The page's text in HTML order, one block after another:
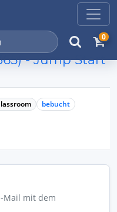
0
- Jump Start
bebucht
Mail mit dem